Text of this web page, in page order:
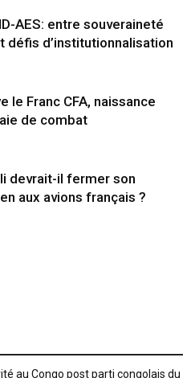
AES: entre souveraineté
défis d’institutionnalisation
le Franc CFA, naissance
de combat
devrait-il fermer son
aux avions français ?
au Congo post parti congolais du